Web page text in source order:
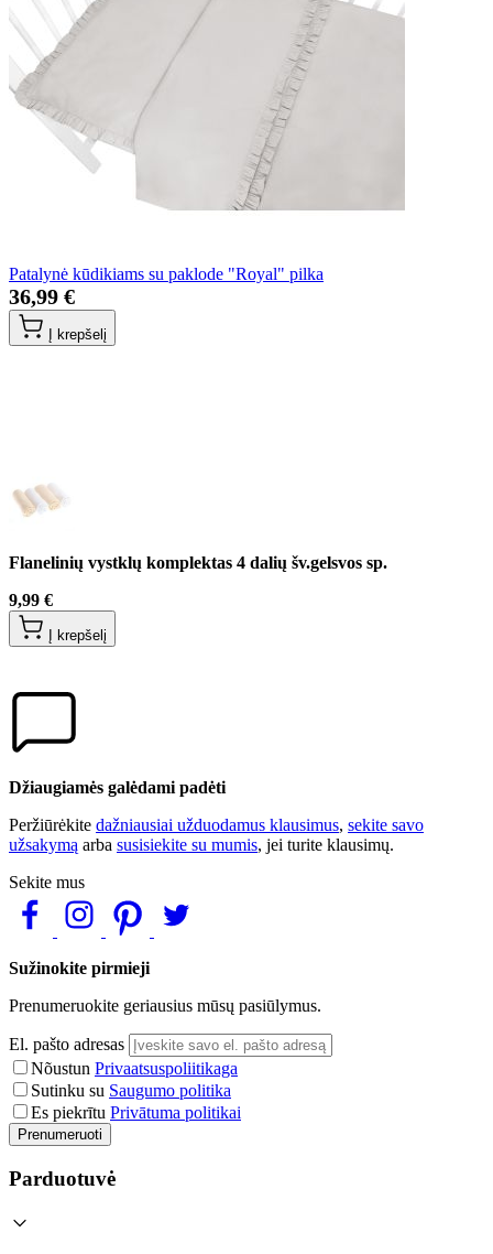
Patalynė kūdikiams su paklode "Royal" pilka
36,99 €
Į krepšelį
Flanelinių vystklų komplektas 4 dalių šv.gelsvos sp.
9,99 €
Į krepšelį
Džiaugiamės galėdami padėti
Peržiūrėkite dažniausiai užduodamus klausimus, sekite savo
užsakymą arba susisiekite su mumis, jei turite klausimų.
Sekite mus
Sužinokite pirmieji
Prenumeruokite geriausius mūsų pasiūlymus.
El. pašto adresas
Nõustun Privaatsuspoliitikaga
Sutinku su Saugumo politika
Es piekrītu Privātuma politikai
Prenumeruoti
Parduotuvė